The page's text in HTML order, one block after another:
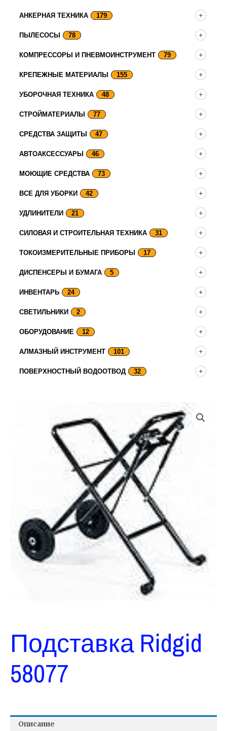
АНКЕРНАЯ ТЕХНИКА 179
ПЫЛЕСОСЫ 78
КОМПРЕССОРЫ И ПНЕВМОИНСТРУМЕНТ 79
КРЕПЕЖНЫЕ МАТЕРИАЛЫ 155
УБОРОЧНАЯ ТЕХНИКА 48
СТРОЙМАТЕРИАЛЫ 77
СРЕДСТВА ЗАЩИТЫ 47
АВТОАКСЕССУАРЫ 46
МОЮЩИЕ СРЕДСТВА 73
ВСЕ ДЛЯ УБОРКИ 42
УДЛИНИТЕЛИ 21
СИЛОВАЯ И СТРОИТЕЛЬНАЯ ТЕХНИКА 31
ТОКОИЗМЕРИТЕЛЬНЫЕ ПРИБОРЫ 17
ДИСПЕНСЕРЫ И БУМАГА 5
ИНВЕНТАРЬ 24
СВЕТИЛЬНИКИ 2
ОБОРУДОВАНИЕ 12
АЛМАЗНЫЙ ИНСТРУМЕНТ 101
ПОВЕРХНОСТНЫЙ ВОДООТВОД 32
Подставка Ridgid
58077
Описание